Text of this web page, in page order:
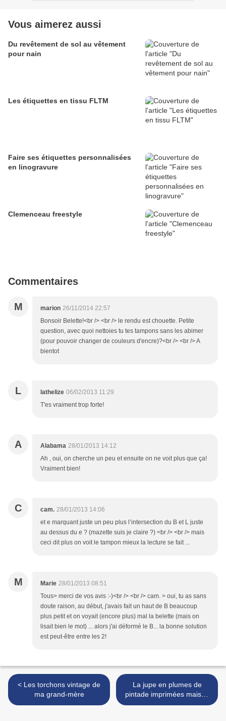
Vous aimerez aussi
Du revêtement de sol au vêtement
pour nain
Les étiquettes en tissu FLTM
Faire ses étiquettes personnalisées
en linogravure
Clemenceau freestyle
Commentaires
M marion 26/11/2014 22:57
Bonsoir Belette!<br /> <br /> le rendu est chouette. Petite
question, avec quoi nettoies tu tes tampons sans les abimer
(pour pouvoir changer de couleurs d'encre)?<br /> <br /> A
bientot
L lathelize 06/02/2013 11:29
T'es vraiment trop forte!
A Alabama 28/01/2013 14:12
Ah , oui, on cherche un peu et ensuite on ne voit plus que ça!
Vraiment bien!
C cam. 28/01/2013 14:06
et e marquant juste un peu plus l’intersection du B et L juste
au dessus du e ? (mazette suis je claire ?) <br /> <br /> mais
ceci dit plus on voit le tampon mieux la lecture se fait ...
M Marie 28/01/2013 08:51
Tous> merci de vos avis :-)<br /> <br /> cam. > oui, tu as sans
doute raison, au début, j'avais fait un haut de B beaucoup
plus petit et on voyait (encore plus) mal la belette (mais on
lisait bien le mot) ... alors j'ai déformé le B... la bonne solution
est peut-être entre les 2!
< Les torchons vintage de
ma grand-mère
La jupe en plumes de
pintade imprimées maison
>